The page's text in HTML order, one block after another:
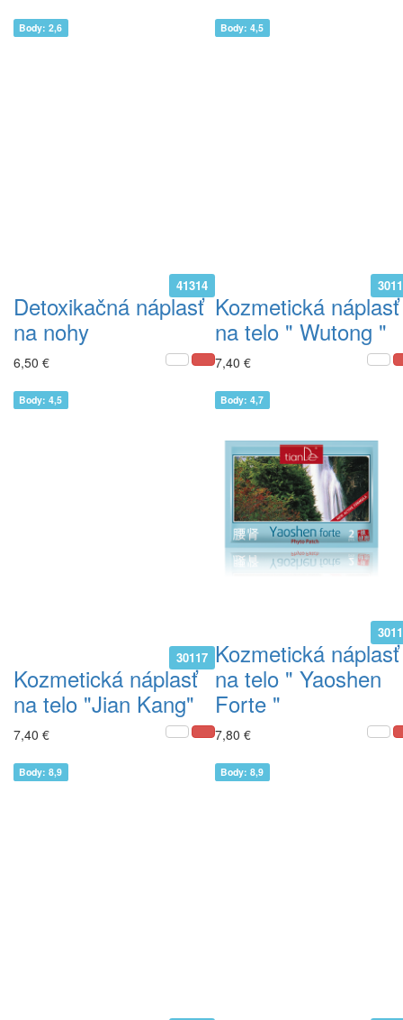
Body: 2,6
41314
Detoxikačná náplasť
na nohy
6,50 €
Body: 4,5
Kozmetická náplasť
na telo " Wutong "
7,40 €
Body: 4,5
30117
Kozmetická náplasť
na telo "Jian Kang"
7,40 €
Body: 4,7
Kozmetická náplasť
na telo " Yaoshen
Forte "
7,80 €
Body: 8,9 Body: 8,9